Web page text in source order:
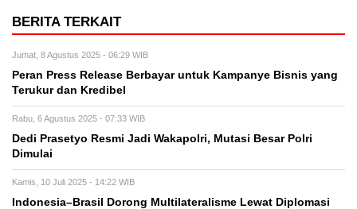
BERITA TERKAIT
Jumat, 8 Agustus 2025 - 06:29 WIB
Peran Press Release Berbayar untuk Kampanye Bisnis yang
Terukur dan Kredibel
Rabu, 6 Agustus 2025 - 07:33 WIB
Dedi Prasetyo Resmi Jadi Wakapolri, Mutasi Besar Polri
Dimulai
Kamis, 10 Juli 2025 - 14:22 WIB
Indonesia–Brasil Dorong Multilateralisme Lewat Diplomasi